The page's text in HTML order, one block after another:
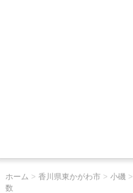
ホーム > 香川県東かがわ市> 小磯>
数